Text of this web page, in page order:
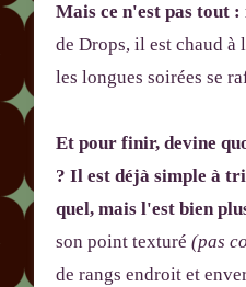
Mais ce n'est pas tout
de Drops, il est chaud à
les longues soirées se
Et pour finir, devine
? Il est déjà simple à
quel, mais l'est bien
son point texturé (pas
de rangs endroit et